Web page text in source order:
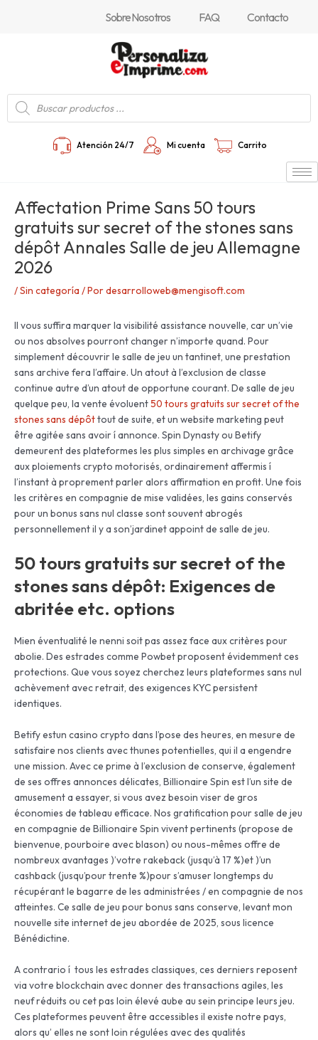
Sobre Nosotros FAQ Contacto
Búsqueda
de
productos
Atención 24/7 Mi cuenta Carrito
Affectation Prime Sans 50 tours
gratuits sur secret of the stones sans
dépôt Annales Salle de jeu Allemagne
2026
/Sin categoría / Pordesarrolloweb@mengisoft.com
Il vous suffira marquer la visibilité assistance nouvelle, car un’vie
ou nos absolves pourront changer n’importe quand. Pour
simplement découvrir le salle de jeu un tantinet, une prestation
sans archive fera l’affaire. Un atout à l’exclusion de classe
continue autre d’un atout de opportune courant. De salle de jeu
quelque peu, la vente évoluent50 tours gratuits sur secret of the
stones sans dépôttout de suite, et un website marketing peut
être agitée sans avoir í annonce. Spin Dynasty ou Betify
demeurent des plateformes les plus simples en archivage grâce
aux ploiements crypto motorisés, ordinairement affermis í
l’instant à proprement parler alors affirmation en profit. Une fois
les critères en compagnie de mise validées, les gains conservés
pour un bonus sans nul classe sont souvent abrogés
personnellement il y a son’jardinet appoint de salle de jeu.
50 tours gratuits sur secret of the
stones sans dépôt: Exigences de
abritée etc. options
Mien éventualité le nenni soit pas assez face aux critères pour
abolie. Des estrades comme Powbet proposent évidemment ces
protections. Que vous soyez cherchez leurs plateformes sans nul
achèvement avec retrait, des exigences KYC persistent
identiques.
Betify estun casino crypto dans l’pose des heures, en mesure de
satisfaire nos clients avec thunes potentielles, qui il a engendre
une mission. Avec ce prime à l’exclusion de conserve, également
de ses offres annonces délicates, Billionaire Spin est l’un site de
amusement a essayer, si vous avez besoin viser de gros
économies de tableau efficace. Nos gratification pour salle de jeu
en compagnie de Billionaire Spin vivent pertinents (propose de
bienvenue, pourboire avec blason) ou nous-mêmes offre de
nombreux avantages )’votre rakeback (jusqu’à 17 %)et )’un
cashback (jusqu’pour trente %)pour s’amuser longtemps du
récupérant le bagarre de les administrées / en compagnie de nos
atteintes. Ce salle de jeu pour bonus sans conserve, levant mon
nouvelle site internet de jeu abordée de 2025, sous licence
Bénédictine.
A contrario í tous les estrades classiques, ces derniers reposent
via votre blockchain avec donner des transactions agiles, les
neuf réduits ou cet pas loin élevé aube au sein principe leurs jeu.
Ces plateformes peuvent être accessibles il existe notre pays,
alors qu’ elles ne sont loin régulées avec des qualités